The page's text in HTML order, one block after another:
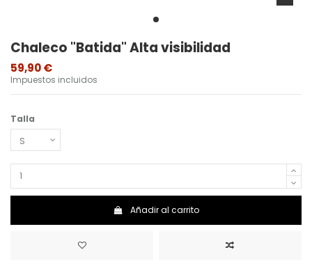
Chaleco "Batida" Alta visibilidad
59,90 €
Impuestos incluidos
Talla
Añadir al carrito